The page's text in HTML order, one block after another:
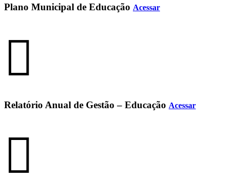
Plano Municipal de Educação Acessar
Relatório Anual de Gestão – Educação Acessar